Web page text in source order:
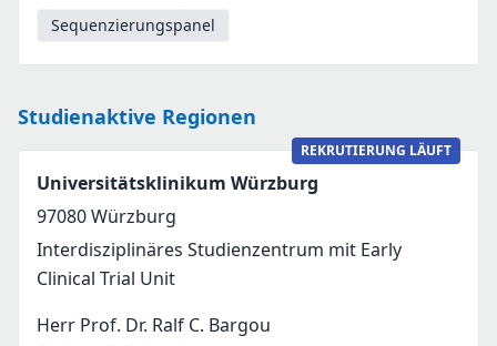
Sequenzierungspanel
Studienaktive Regionen
REKRUTIERUNG LÄUFT
Universitätsklinikum Würzburg
97080Würzburg
Interdisziplinäres Studienzentrum mit Early
Clinical Trial Unit
Herr Prof. Dr. Ralf C. Bargou